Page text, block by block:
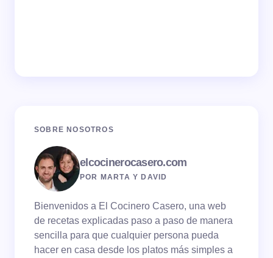
SOBRE NOSOTROS
elcocinerocasero.com
POR MARTA Y DAVID
Bienvenidos a El Cocinero Casero, una web
de recetas explicadas paso a paso de manera
sencilla para que cualquier persona pueda
hacer en casa desde los platos más simples a